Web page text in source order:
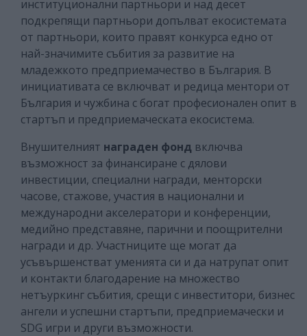
институционални партньори и над десет
подкрепящи партньори допълват екосистемата
от партньори, които правят конкурса едно от
най-значимите събития за развитие на
младежкото предприемачество в България. В
инициативата се включват и редица ментори от
България и чужбина с богат професионален опит в
стартъп и предприемаческата екосистема.
Внушителният награден фонд включва
възможност за финансиране с дялови
инвестиции, специални награди, менторски
часове, стажове, участия в национални и
международни акселератори и конференции,
медийно представяне, парични и поощрителни
награди и др. Участниците ще могат да
усъвършенстват уменията си и да натрупат опит
и контакти благодарение на множество
нетъуркинг събития, срещи с инвеститори, бизнес
ангели и успешни стартъпи, предприемачески и
SDG игри и други възможности.